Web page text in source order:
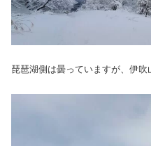
琵琶湖側は曇っていますが、伊吹